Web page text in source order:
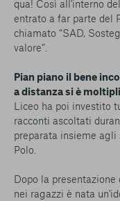
qua! Così all'interno
entrato a far parte del
chiamato “SAD,
valore”.
Pian piano il bene
a distanza si è
Liceo ha poi investito
racconti ascoltati
preparata insieme
Polo.
Dopo la
nei ragazzi è nata